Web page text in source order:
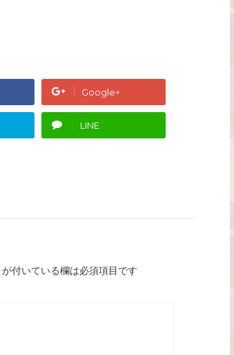
Google+
LINE
が付いている欄は必須項目です